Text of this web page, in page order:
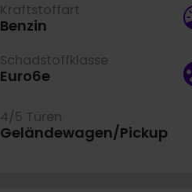
Kraftstoffart
Benzin
Schadstoffklasse
Euro6e
4/5 Türen
Geländewagen/Pickup